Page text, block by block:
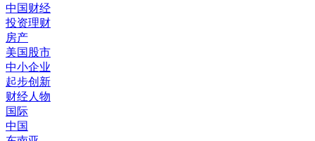
中国财经
投资理财
房产
美国股市
中小企业
起步创新
财经人物
国际
中国